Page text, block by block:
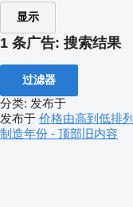
显示
1 条广告: 搜索结果
过滤器
分类: 发布于
发布于 价格由高到低排列
制造年份 - 顶部旧内容